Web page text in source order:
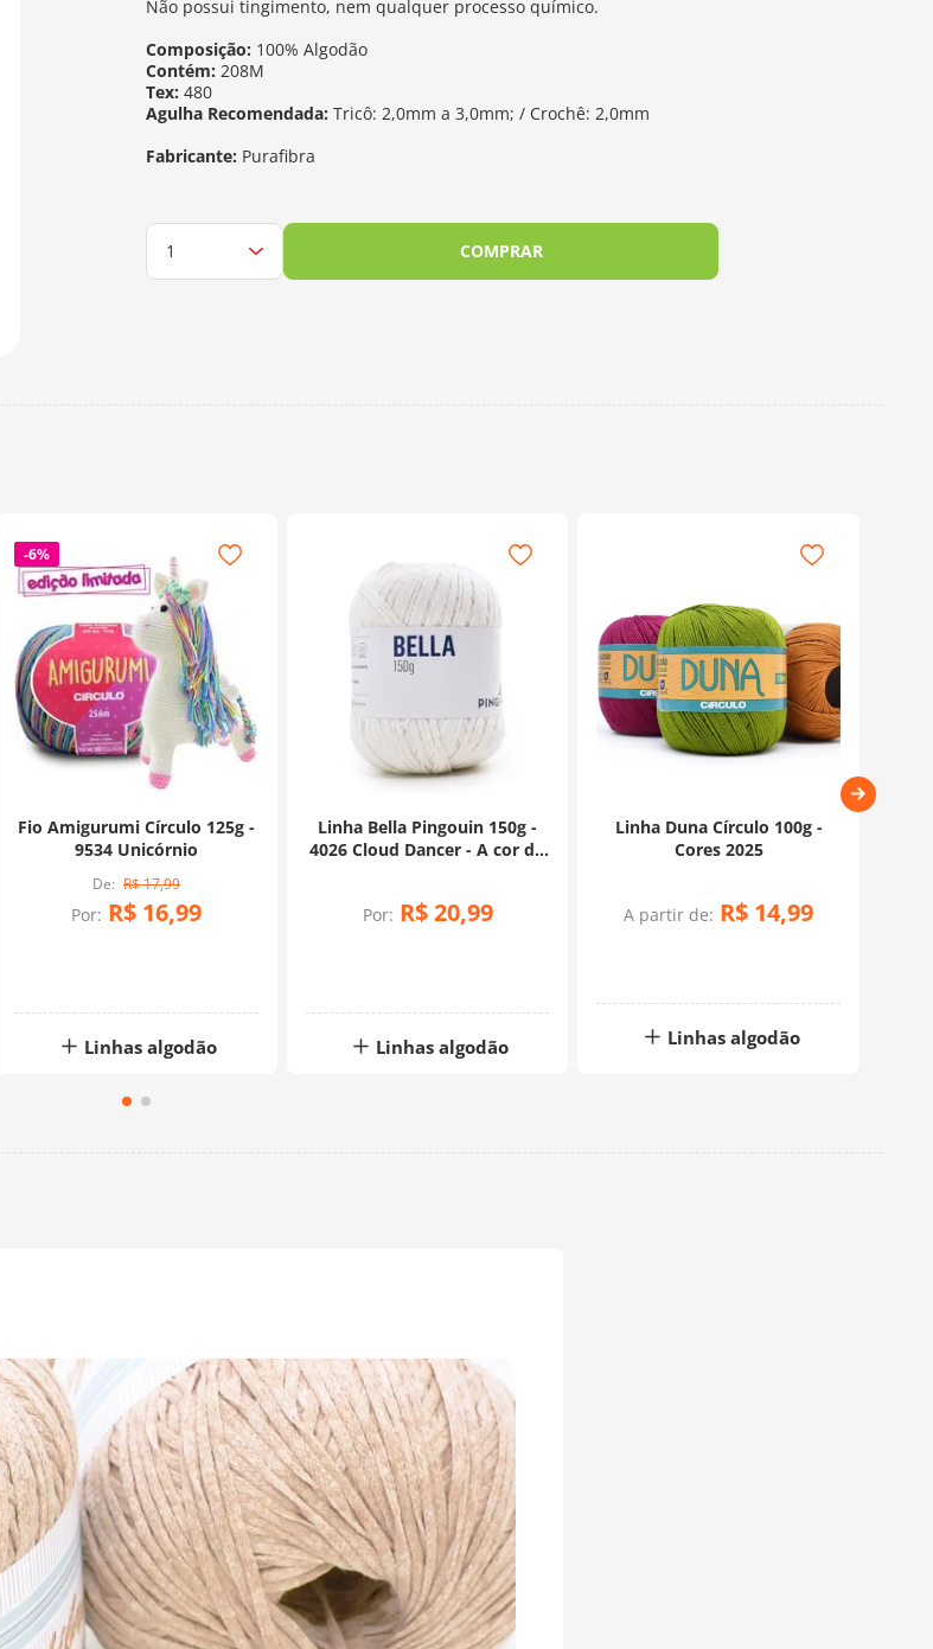
Não possui tingimento, nem qualquer processo químico.
Composição: 100% Algodão
Contém: 208M
Tex: 480
Agulha Recomendada: Tricô: 2,0mm a 3,0mm; / Crochê: 2,0mm
Fabricante: Purafibra
COMPRAR
-6%
Fio Amigurumi Círculo 125g -
9534 Unicórnio
R$17,99
Por: R$ 16,99
Linhas algodão
Linha Bella Pingouin 150g -
4026 Cloud Dancer - A cor do
Por: R$ 20,99
Linhas algodão
Linha Duna Círculo 100g -
Cores 2025
A partir de: R$ 14,99
Linhas algodão